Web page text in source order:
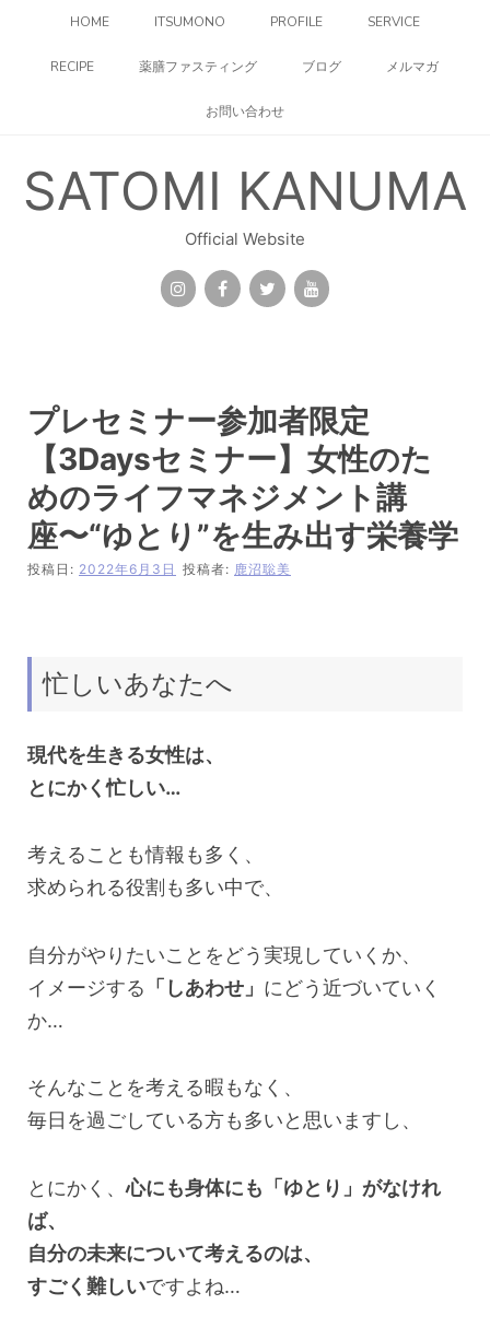
HOME ITSUMONO PROFILE SERVICE
RECIPE 薬膳ファスティング ブログ メルマガ
お問い合わせ
SATOMI KANUMA
Official Website
プレセミナー参加者限定
【3Daysセミナー】女性のた
めのライフマネジメント講
座〜“ゆとり”を生み出す栄養学
投稿日: 2022年6月3日 投稿者: 鹿沼聡美
忙しいあなたへ
現代を生きる女性は、
とにかく忙しい…
考えることも情報も多く、
求められる役割も多い中で、
自分がやりたいことをどう実現していくか、
イメージする 「しあわせ」 にどう近づいていく
か…
そんなことを考える暇もなく、
毎日を過ごしている方も多いと思いますし、
とにかく、心にも身体にも「ゆとり」がなけれ
ば、
自分の未来について考えるのは、
すごく難しいですよね…